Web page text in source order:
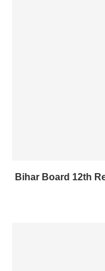
Bihar Board 12th